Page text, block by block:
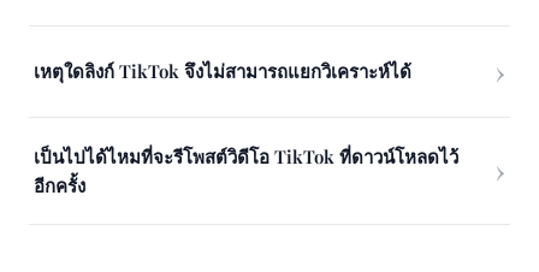
เหตุใดลิงก์ TikTok จึงไม่สามารถแยกวิเคราะห์ได้
เป็นไปได้ไหมที่จะรีโพสต์วิดีโอ TikTok ที่ดาวน์โหลดไว้
อีกครั้ง